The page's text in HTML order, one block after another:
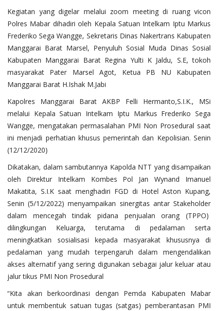
Kegiatan yang digelar melalui zoom meeting di ruang vicon
Polres Mabar dihadiri oleh Kepala Satuan Intelkam Iptu Markus
Frederiko Sega Wangge, Sekretaris Dinas Nakertrans Kabupaten
Manggarai Barat Marsel, Penyuluh Sosial Muda Dinas Sosial
Kabupaten Manggarai Barat Regina Yulti K Jaldu, S.E, tokoh
masyarakat Pater Marsel Agot, Ketua PB NU Kabupaten
Manggarai Barat H.Ishak M.Jabi
Kapolres Manggarai Barat AKBP Felli Hermanto,S.I.K., MSi
melalui Kepala Satuan Intelkam Iptu Markus Frederiko Sega
Wangge, mengatakan permasalahan PMI Non Prosedural saat
ini menjadi perhatian khusus pemerintah dan Kepolisian. Senin
(12/12/2020)
Dikatakan, dalam sambutannya Kapolda NTT yang disampaikan
oleh Direktur Intelkam Kombes Pol Jan Wynand Imanuel
Makatita, S.I.K saat menghadiri FGD di Hotel Aston Kupang,
Senin (5/12/2022) menyampaikan sinergitas antar Stakeholder
dalam mencegah tindak pidana penjualan orang (TPPO)
dilingkungan Keluarga, terutama di pedalaman serta
meningkatkan sosialisasi kepada masyarakat khususnya di
pedalaman yang mudah terpengaruh dalam mengendalikan
akses alternatif yang sering digunakan sebagai jalur keluar atau
jalur tikus PMI Non Prosedural
“Kita akan berkoordinasi dengan Pemda Kabupaten Mabar
untuk membentuk satuan tugas (satgas) pemberantasan PMI